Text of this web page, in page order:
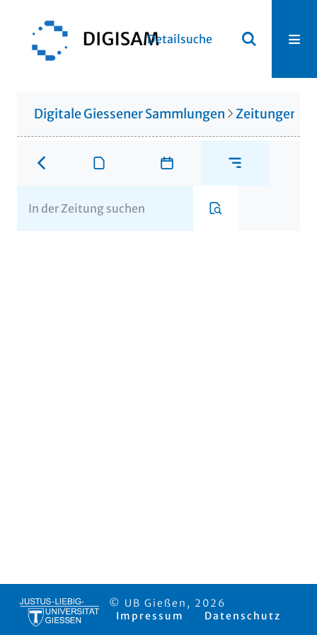
Detailsuche
Digitale Giessener Sammlungen Zeitungen
© UB Gießen, 2026
Impressum
Datenschutz